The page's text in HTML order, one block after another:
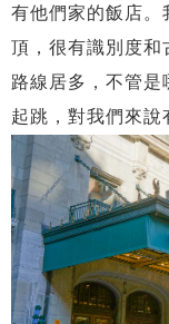
有他們家的飯店。
頂，很有識別度
路線居多，不管
起跳，對我們來說